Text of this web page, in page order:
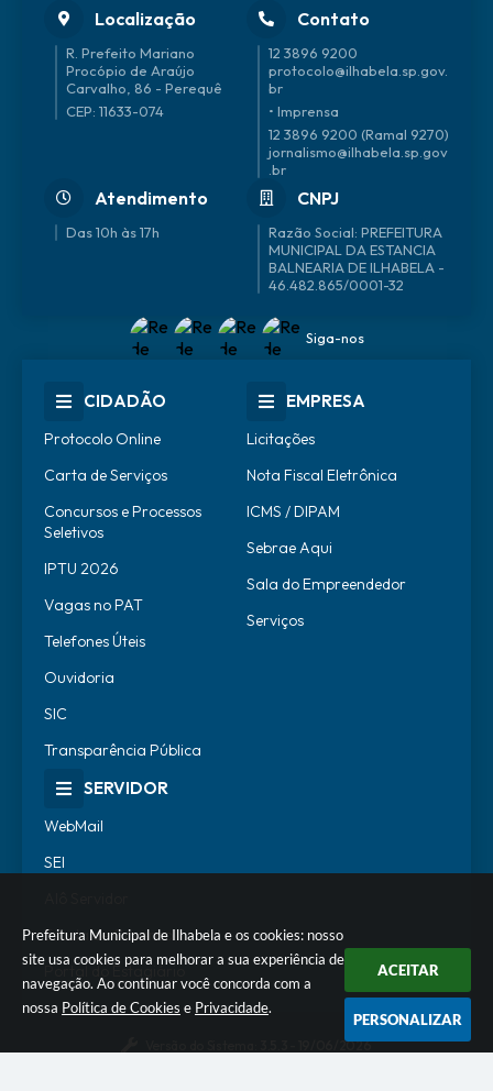
Prefeitura Municipal de Ilhabela e os cookies: nosso
site usa cookies para melhorar a sua experiência de
navegação. Ao continuar você concorda com a
nossa Política de Cookies e Privacidade.
ACEITAR
PERSONALIZAR
Localização
R. Prefeito Mariano
Procópio de Araújo
Carvalho, 86 - Perequê
CEP: 11633-074
Contato
12 3896 9200
protocolo@ilhabela.sp.gov.
br
• Imprensa
12 3896 9200 (Ramal 9270)
jornalismo@ilhabela.sp.gov
.br
Atendimento
Das 10h às 17h
CNPJ
46.482.865/0001-32
Siga-nos
CIDADÃO
Protocolo Online
Carta de Serviços
Concursos e Processos
Seletivos
IPTU 2026
Vagas no PAT
Telefones Úteis
Ouvidoria
SIC
Transparência Pública
EMPRESA
Licitações
Nota Fiscal Eletrônica
ICMS / DIPAM
Sebrae Aqui
Sala do Empreendedor
Serviços
SERVIDOR
WebMail
SEI
Escola de Governo
Portal do Estagiário
3.5.3 - 19/06/2026